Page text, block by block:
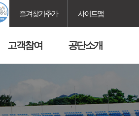
즐겨찾기추가 사이트맵
고객참여 공단소개